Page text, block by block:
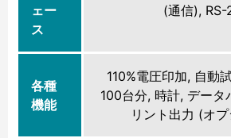
ェー
ス
(通信),
各種
機能
110%電圧印加, 自動
100台分, 時計, データ
リント出力 (オ